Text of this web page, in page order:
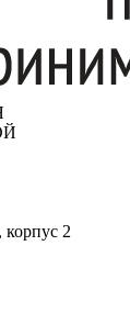
корпус 2